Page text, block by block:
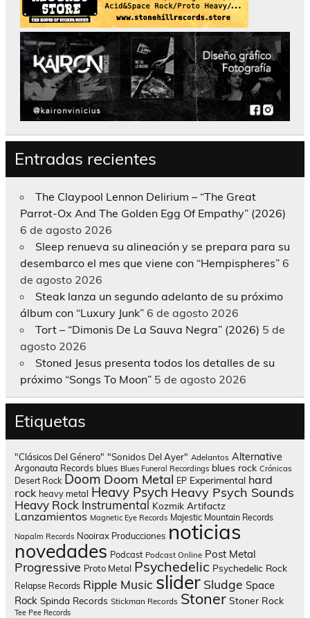
Entradas recientes
The Claypool Lennon Delirium – “The Great
Parrot-Ox And The Golden Egg Of Empathy” (2026)
6 de agosto 2026
Sleep renueva su alineación y se prepara para su
desembarco el mes que viene con “Hempispheres” 6
de agosto 2026
Steak lanza un segundo adelanto de su próximo
álbum con “Luxury Junk” 6 de agosto 2026
Tort – “Dimonis De La Sauva Negra” (2026) 5 de
agosto 2026
Stoned Jesus presenta todos los detalles de su
próximo “Songs To Moon” 5 de agosto 2026
Etiquetas
"Clásicos Del Género" "Sonidos Del Ayer" Adelantos Alternative
Argonauta Records blues Blues Funeral Recordings blues rock Crónicas
Desert Rock Doom Doom Metal EP Experimental hard
rock heavy metal Heavy Psych Heavy Psych Sounds
Heavy Rock Instrumental Kozmik Artifactz
Lanzamientos Magnetic Eye Records Majestic Mountain Records
Napalm Records Nooirax Producciones noticias
novedades Podcast Podcast Online Post Metal
Progressive Proto Metal Psychedelic Psychedelic Rock
Relapse Records Ripple Music slider Sludge Space
Rock Spinda Records Stickman Records Stoner Stoner Rock
Tee Pee Records